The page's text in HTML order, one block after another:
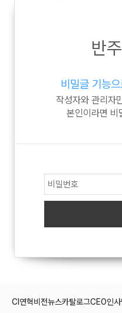
반
비밀글 기능
작성자와 관리자
본인이라면 비
CI 연혁비전뉴스카탈로그CEO인